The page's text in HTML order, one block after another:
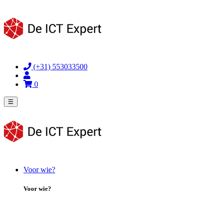
(+31) 553033500
0
☰
Voor wie?
Voor wie?